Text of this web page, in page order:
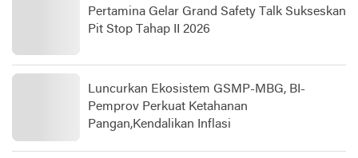
Pertamina Gelar Grand Safety Talk Sukseskan
Pit Stop Tahap II 2026
Luncurkan Ekosistem GSMP-MBG, BI-
Pemprov Perkuat Ketahanan
Pangan,Kendalikan Inflasi